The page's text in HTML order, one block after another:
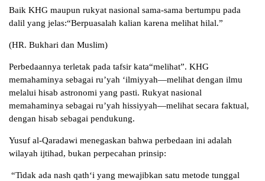
Baik KHG maupun rukyat nasional sama-sama bertumpu pada
dalil yang jelas:“Berpuasalah kalian karena melihat hilal.”
(HR. Bukhari dan Muslim)
Perbedaannya terletak pada tafsir kata“melihat”. KHG
memahaminya sebagai ru’yah ‘ilmiyyah—melihat dengan ilmu
melalui hisab astronomi yang pasti. Rukyat nasional
memahaminya sebagai ru’yah hissiyyah—melihat secara faktual,
dengan hisab sebagai pendukung.
Yusuf al-Qaradawi menegaskan bahwa perbedaan ini adalah
wilayah ijtihad, bukan perpecahan prinsip:
“Tidak ada nash qath‘i yang mewajibkan satu metode tunggal